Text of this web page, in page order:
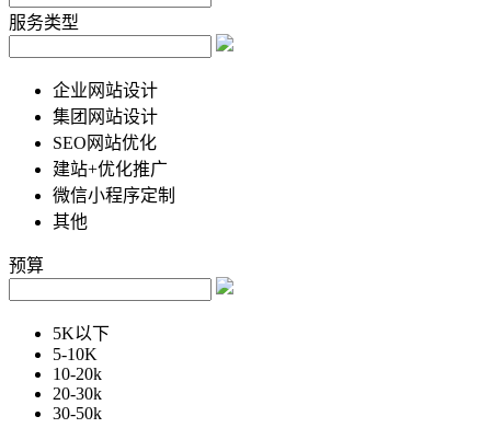
服务类型
企业网站设计
集团网站设计
SEO网站优化
建站+优化推广
微信小程序定制
其他
预算
5K以下
5-10K
10-20k
20-30k
30-50k